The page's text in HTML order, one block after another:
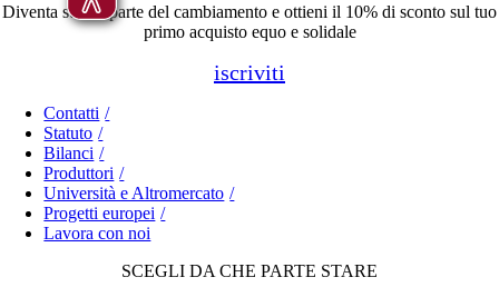
Diventa subito parte del cambiamento e ottieni il 10% di sconto sul tuo
primo acquisto equo e solidale
iscriviti
Contatti
Statuto
Bilanci
Produttori
Università e Altromercato
Progetti europei
Lavora con noi
SCEGLI DA CHE PARTE STARE